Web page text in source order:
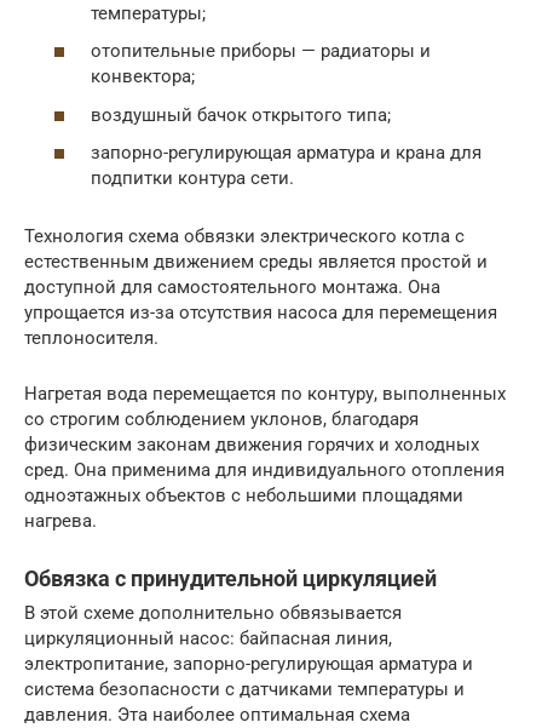
температуры;
отопительные приборы — радиаторы и
конвектора;
воздушный бачок открытого типа;
запорно-регулирующая арматура и крана для
подпитки контура сети.
Технология схема обвязки электрического котла с
естественным движением среды является простой и
доступной для самостоятельного монтажа. Она
упрощается из-за отсутствия насоса для перемещения
теплоносителя.
Нагретая вода перемещается по контуру, выполненных
со строгим соблюдением уклонов, благодаря
физическим законам движения горячих и холодных
сред. Она применима для индивидуального отопления
одноэтажных объектов с небольшими площадями
нагрева.
Обвязка с принудительной циркуляцией
В этой схеме дополнительно обвязывается
циркуляционный насос: байпасная линия,
электропитание, запорно-регулирующая арматура и
система безопасности с датчиками температуры и
давления. Эта наиболее оптимальная схема